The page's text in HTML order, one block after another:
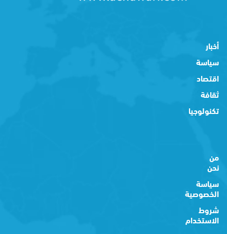
أخبار
سياسة
اقتصاد
ثقافة
تكنولوجيا
من
نحن
سياسة
الخصوصية
شروط
الاستخدام